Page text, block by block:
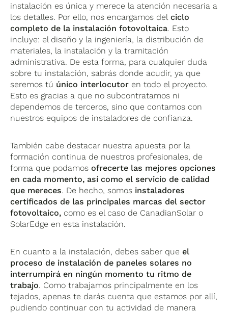
instalación es única y merece la atención necesaria a
los detalles. Por ello, nos encargamos delciclo
completo de la instalación fotovoltaica. Esto
incluye: el diseño y la ingeniería, la distribución de
materiales, la instalación y la tramitación
administrativa. De esta forma, para cualquier duda
sobre tu instalación, sabrás donde acudir, ya que
seremos tú único interlocutor en todo el proyecto.
Esto es gracias a que no subcontratamos ni
dependemos de terceros, sino que contamos con
nuestros equipos de instaladores de confianza.
También cabe destacar nuestra apuesta por la
formación continua de nuestros profesionales, de
forma que podamosofrecerte las mejores opciones
en cada momento, así como el servicio de calidad
que mereces. De hecho, somos instaladores
certificados de las principales marcas del sector
fotovoltaico, como es el caso de CanadianSolar o
SolarEdge en esta instalación.
En cuanto a la instalación, debes saber queel
proceso de instalación de paneles solares no
interrumpirá en ningún momento tu ritmo de
trabajo. Como trabajamos principalmente en los
tejados, apenas te darás cuenta que estamos por allí,
pudiendo continuar con tu actividad de manera